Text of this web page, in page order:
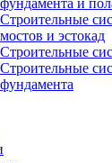
фундамента и
Строительные
мостов и эстокад
Строительные
Строительные
фундамента